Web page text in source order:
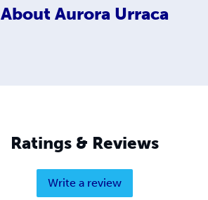
About Aurora Urraca
Ratings & Reviews
Write a review